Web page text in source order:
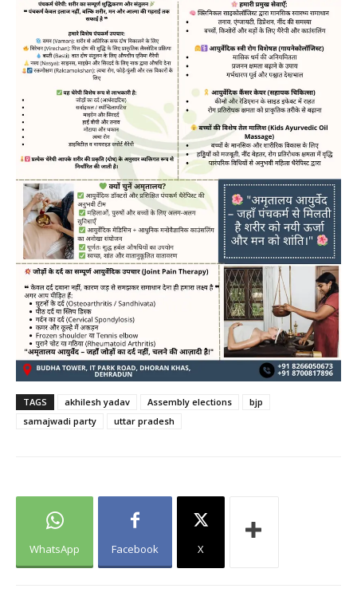
TAGS akhilesh yadav Assembly elections
bjp
samajwadi party
uttar pradesh
WhatsApp Facebook X